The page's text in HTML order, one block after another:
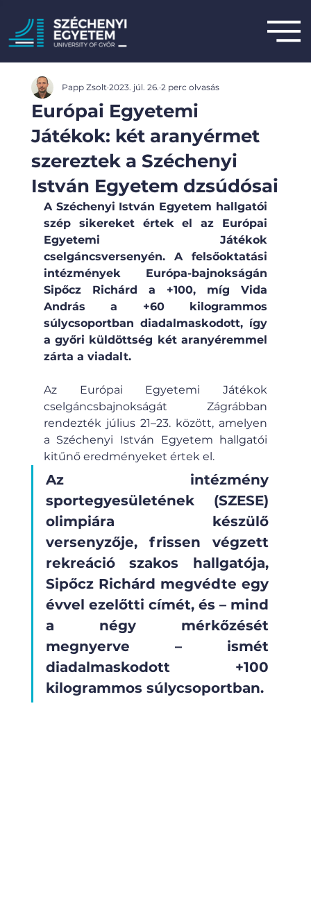
Európai Egyetemi
Játékok: két aranyérmet
szereztek a Széchenyi
István Egyetem dzsúdósai
Papp Zsolt 2023. júl. 26. 2 perc olvasás
A Széchenyi István Egyetem hallgatói
szép sikereket értek el az Európai
Egyetemi Játékok
cselgáncsversenyén. A felsőoktatási
intézmények Európa-bajnokságán
Sipőcz Richárd a +100, míg Vida
András a +60 kilogrammos
súlycsoportban diadalmaskodott, így
a győri küldöttség két aranyéremmel
zárta a viadalt.
Az Európai Egyetemi Játékok
cselgáncsbajnokságát Zágrábban
rendezték július 21–23. között, amelyen
a Széchenyi István Egyetem hallgatói
kitűnő eredményeket értek el.
Az intézmény
sportegyesületének (SZESE)
olimpiára készülő
versenyzője, frissen végzett
rekreáció szakos hallgatója,
Sipőcz Richárd megvédte egy
évvel ezelőtti címét, és – mind
a négy mérkőzését
megnyerve – ismét
diadalmaskodott +100
kilogrammos súlycsoportban.